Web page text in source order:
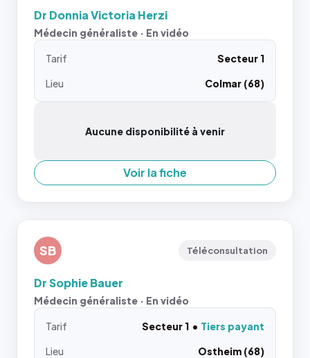
Dr Donnia Victoria Herzi
Médecin généraliste · En vidéo
Tarif
Secteur 1
Lieu
Colmar (68)
Aucune disponibilité à venir
Voir la fiche
SB Téléconsultation
Dr Sophie Bauer
Médecin généraliste · En vidéo
Tarif Secteur 1
Tiers payant
Lieu
Ostheim (68)